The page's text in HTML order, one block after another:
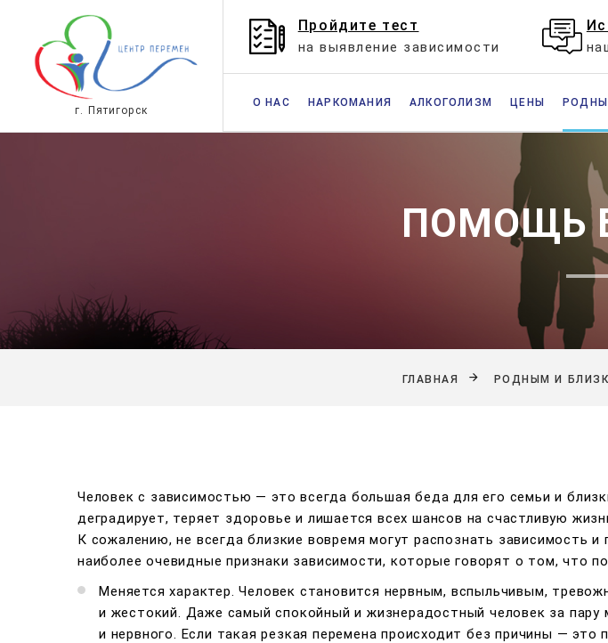
г. Пятигорск
Пройдите тест
на выявление зависимости
О НАС НАРКОМАНИЯ АЛКОГОЛИЗМ ЦЕНЫ
ПОМОЩЬ
ГЛАВНАЯ РОДНЫМ И
Человек с зависимостью — это всегда большая беда для его семьи и
деградирует, теряет здоровье и лишается всех шансов на счастливую
К сожалению, не всегда близкие вовремя могут распознать зависимость
наиболее очевидные признаки зависимости, которые говорят о том, что
Меняется характер. Человек становится нервным, вспыльчивым,
и жестокий. Даже самый спокойный и жизнерадостный человек за пару
и нервного. Если такая резкая перемена происходит без причины — это